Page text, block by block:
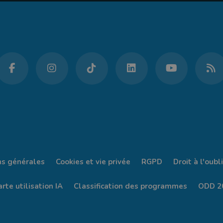
générales Cookies et vie privée RGPD Droit à l'oubli
utilisation IA Classification des programmes ODD